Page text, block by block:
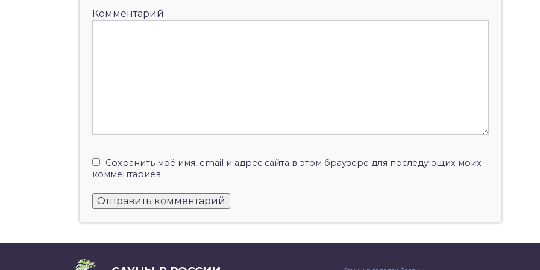
Комментарий
Сохранить моё имя, email и адрес сайта в этом браузере для последующих моих
комментариев.